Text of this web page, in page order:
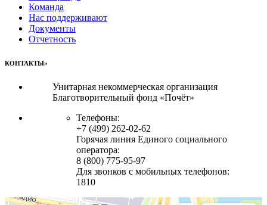
Команда
Нас поддерживают
Документы
Отчетность
КОНТАКТЫ»
Унитарная некоммерческая организация
Благотворительный фонд «Почёт»
Телефоны:
+7 (499) 262-02-62
Горячая линия Единого социального
оператора:
8 (800) 775-95-97
Для звонков с мобильных телефонов:
1810